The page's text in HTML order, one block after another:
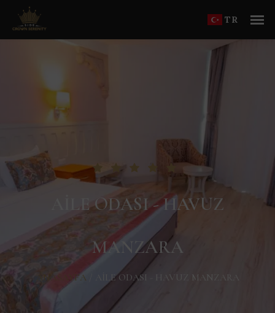
TR
AILE ODASI - HAVUZ
MANZARA
ANASAYFA AILE ODASI - HAVUZ MANZARA